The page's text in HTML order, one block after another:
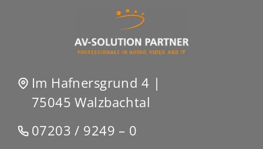
Im Hafnersgrund 4 |
75045 Walzbachtal
07203 / 9249 – 0